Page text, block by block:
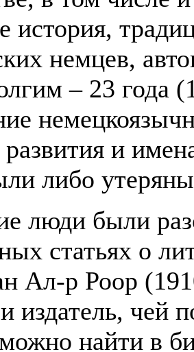
история,
немцев,
– 23 года
и
либо
люди были
статьях о
Ал-р Роор
издатель, чей
найти в